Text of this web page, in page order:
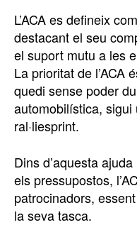
L’ACA es defineix
destacant el seu
el suport mutu a les
La prioritat de l’ACA
quedi sense poder
automobilística, sigui
ral·liesprint.
Dins d’aquesta
els pressupostos,
patrocinadors,
la seva tasca.